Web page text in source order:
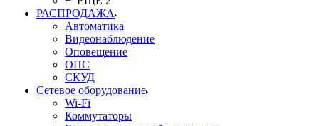
РАСПРОДАЖА
Автоматика
Видеонаблюдение
Оповещение
ОПС
СКУД
Сетевое оборудование
Wi-Fi
Коммутаторы